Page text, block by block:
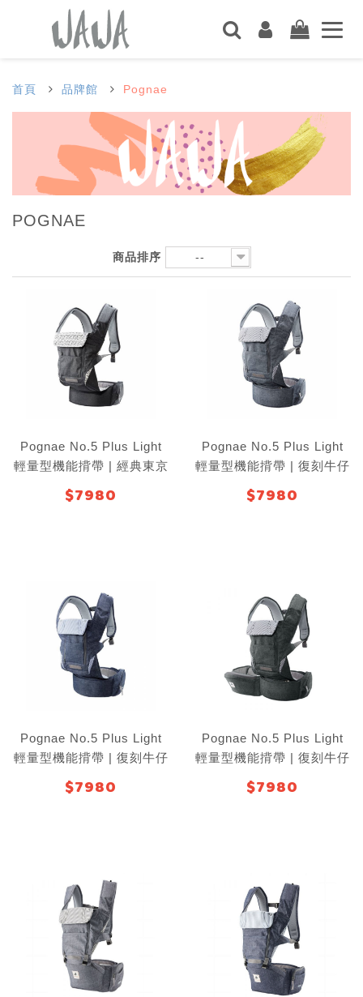
首頁 品牌館 Pognae
POGNAE
商品排序 --
Pognae No.5 Plus Light
輕量型機能揹帶 | 經典東京
$7980
Pognae No.5 Plus Light
輕量型機能揹帶 | 復刻牛仔
$7980
Pognae No.5 Plus Light
輕量型機能揹帶 | 復刻牛仔
$7980
Pognae No.5 Plus Light
輕量型機能揹帶 | 復刻牛仔
$7980